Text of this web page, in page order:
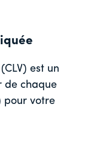
est un
de chaque
pour votre